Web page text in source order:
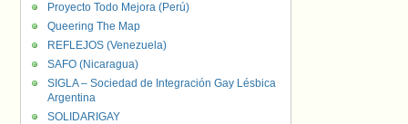
Proyecto Todo Mejora (Perú)
Queering The Map
REFLEJOS (Venezuela)
SAFO (Nicaragua)
SIGLA – Sociedad de Integración Gay Lésbica
Argentina
SOLIDARIGAY